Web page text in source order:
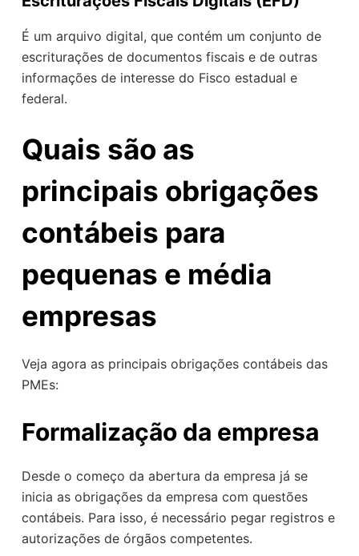
É um arquivo digital, que contém um conjunto de
escriturações de documentos fiscais e de outras
informações de interesse do Fisco estadual e
federal.
Quais são as
principais obrigações
contábeis para
pequenas e média
empresas
Veja agora as principais obrigações contábeis das
PMEs:
Formalização da empresa
Desde o começo da abertura da empresa já se
inicia as obrigações da empresa com questões
contábeis. Para isso, é necessário pegar registros e
autorizações de órgãos competentes.